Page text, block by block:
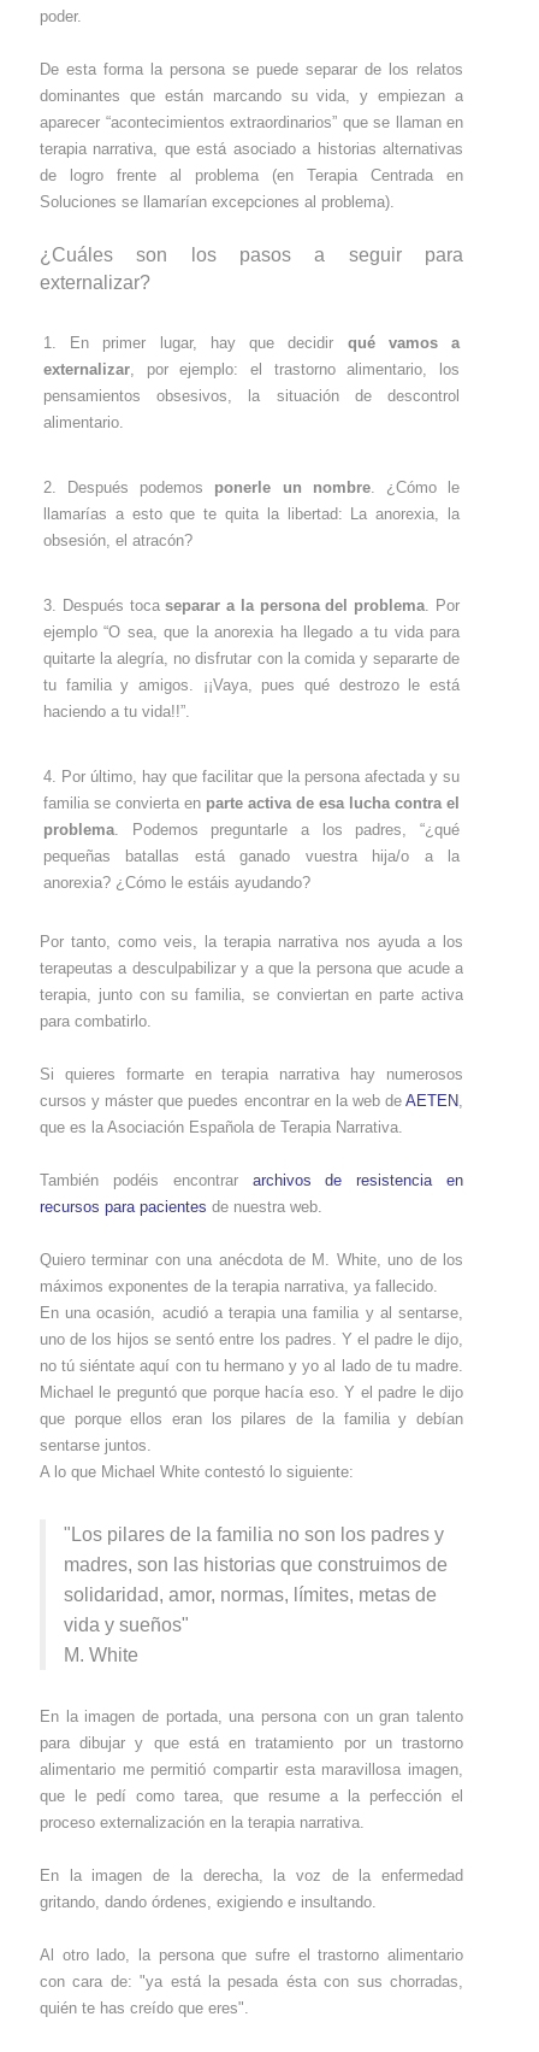
poder.
De esta forma la persona se puede separar de los relatos
dominantes que están marcando su vida, y empiezan a
aparecer “acontecimientos extraordinarios” que se llaman en
terapia narrativa, que está asociado a historias alternativas
de logro frente al problema (en Terapia Centrada en
Soluciones se llamarían excepciones al problema).
¿Cuáles son los pasos a seguir para
externalizar?
En primer lugar, hay que decidir qué vamos a
externalizar , por ejemplo: el trastorno alimentario, los
pensamientos obsesivos, la situación de descontrol
alimentario.
Después podemos ponerle un nombre. ¿Cómo le
llamarías a esto que te quita la libertad: La anorexia, la
obsesión, el atracón?
Después tocaseparar a la persona del problema . Por
ejemplo “O sea, que la anorexia ha llegado a tu vida para
quitarte la alegría, no disfrutar con la comida y separarte de
tu familia y amigos. ¡¡Vaya, pues qué destrozo le está
haciendo a tu vida!!”.
Por último, hay que facilitar que la persona afectada y su
familia se convierta en parte activa de esa lucha contra el
problema . Podemos preguntarle a los padres, “¿qué
pequeñas batallas está ganado vuestra hija/o a la
anorexia? ¿Cómo le estáis ayudando?
Por tanto, como veis, la terapia narrativa nos ayuda a los
terapeutas a desculpabilizar y a que la persona que acude a
terapia, junto con su familia, se conviertan en parte activa
para combatirlo.
Si quieres formarte en terapia narrativa hay numerosos
cursos y máster que puedes encontrar en la web de AETEN
que es la Asociación Española de Terapia Narrativa.
También podéis encontrar archivos de resistencia en
recursos para pacientes de nuestra web.
Quiero terminar con una anécdota de M. White, uno de los
máximos exponentes de la terapia narrativa, ya fallecido.
En una ocasión, acudió a terapia una familia y al sentarse,
uno de los hijos se sentó entre los padres. Y el padre le dijo,
no tú siéntate aquí con tu hermano y yo al lado de tu madre.
Michael le preguntó que porque hacía eso. Y el padre le dijo
que porque ellos eran los pilares de la familia y debían
sentarse juntos.
A lo que Michael White contestó lo siguiente:
"Los pilares de la familia no son los padres y
madres, son las historias que construimos de
solidaridad, amor, normas, límites, metas de
vida y sueños"
M. White
En la imagen de portada, una persona con un gran talento
para dibujar y que está en tratamiento por un trastorno
alimentario me permitió compartir esta maravillosa imagen,
que le pedí como tarea, que resume a la perfección el
proceso externalización en la terapia narrativa.
En la imagen de la derecha, la voz de la enfermedad
gritando, dando órdenes, exigiendo e insultando.
Al otro lado, la persona que sufre el trastorno alimentario
con cara de: "ya está la pesada ésta con sus chorradas,
quién te has creído que eres".